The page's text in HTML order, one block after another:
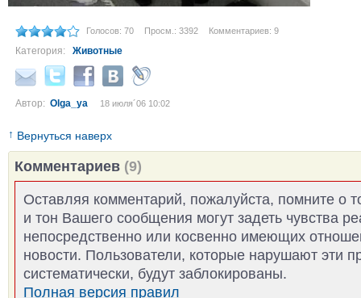
Голосов: 70 Просм.: 3392 Комментариев: 9
Категория: Животные
Автор: Olga_ya 18 июля´06 10:02
↑ Вернуться наверх
Комментариев (9)
Оставляя комментарий, пожалуйста, помните о
и тон Вашего сообщения могут задеть чувства
непосредственно или косвенно имеющих
новости. Пользователи, которые нарушают эти
систематически, будут заблокированы.
Полная версия правил